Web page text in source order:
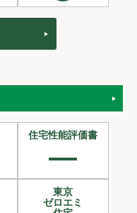
住宅性能評価書
東京
ゼロエミ